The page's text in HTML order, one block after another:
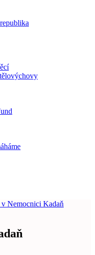
Nemocnici Kadaň